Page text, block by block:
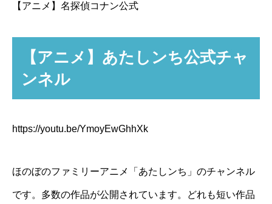
【アニメ】名探偵コナン公式
【アニメ】あたしンち公式チャ
ンネル
https://youtu.be/YmoyEwGhhXk
ほのぼのファミリーアニメ「あたしンち」のチャンネル
です。多数の作品が公開されています。どれも短い作品